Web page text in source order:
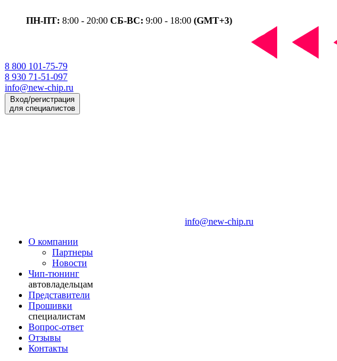
ПН-ПТ: 8:00 - 20:00 СБ-ВС: 9:00 - 18:00 (GMT+3)
8 800 101-75-79
8 930 71-51-097
info@new-chip.ru
Вход/регистрация
для специалистов
info@new-chip.ru
О компании
Партнеры
Новости
Чип-тюнинг
автовладельцам
Представители
Прошивки
специалистам
Вопрос-ответ
Отзывы
Контакты